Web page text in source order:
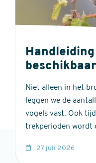
Niet alleen in het
leggen we de
vogels vast. Ook
trekperioden wordt
27 juli 2026